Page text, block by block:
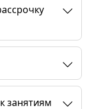
занятиям